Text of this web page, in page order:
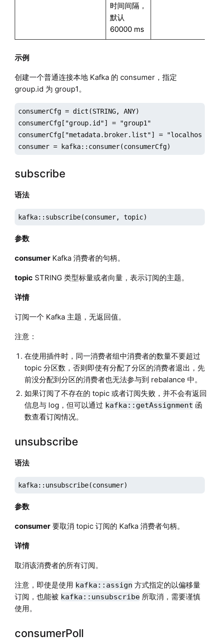
时间间隔，
默认
60000 ms
示例
创建一个普通连接本地 Kafka 的 consumer，指定
group.id 为 group1。
consumerCfg = dict(STRING, ANY)
consumerCfg["group.id"] = "group1"
consumerCfg["metadata.broker.list"] =
consumer = kafka::consumer(consumerCfg)
subscribe
语法
kafka::subscribe(consumer, topic)
参数
consumerKafka 消费者的句柄。
topicSTRING 类型标量或者向量，表示订阅的主题。
详情
订阅一个 Kafka 主题，无返回值。
注意：
在使用插件时，同一消费者组中消费者的数量不要超过
topic 分区数，否则即使有分配了分区的消费者退出，先
前没分配到分区的消费者也无法参与到 rebalance 中。
如果订阅了不存在的 topic 或者订阅失败，并不会有返回
信息与 log，但可以通过 kafka::getAssignment 函
数查看订阅情况。
unsubscribe
语法
kafka::unsubscribe(consumer)
参数
consumer要取消 topic 订阅的 Kafka 消费者句柄。
详情
取消该消费者的所有订阅。
注意，即使是使用 kafka::assign 方式指定的以偏移量
订阅，也能被 kafka::unsubscribe所取消，需要谨慎
使用。
consumerPoll